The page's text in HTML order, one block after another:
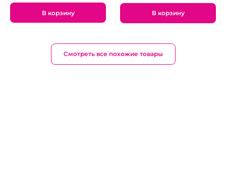
В корзину В корзину
Смотреть все похожие товары